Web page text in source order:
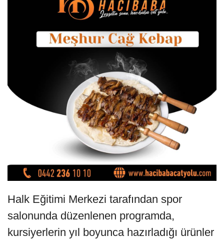
Halk Eğitimi Merkezi tarafından spor
salonunda düzenlenen programda,
kursiyerlerin yıl boyunca hazırladığı ürünler